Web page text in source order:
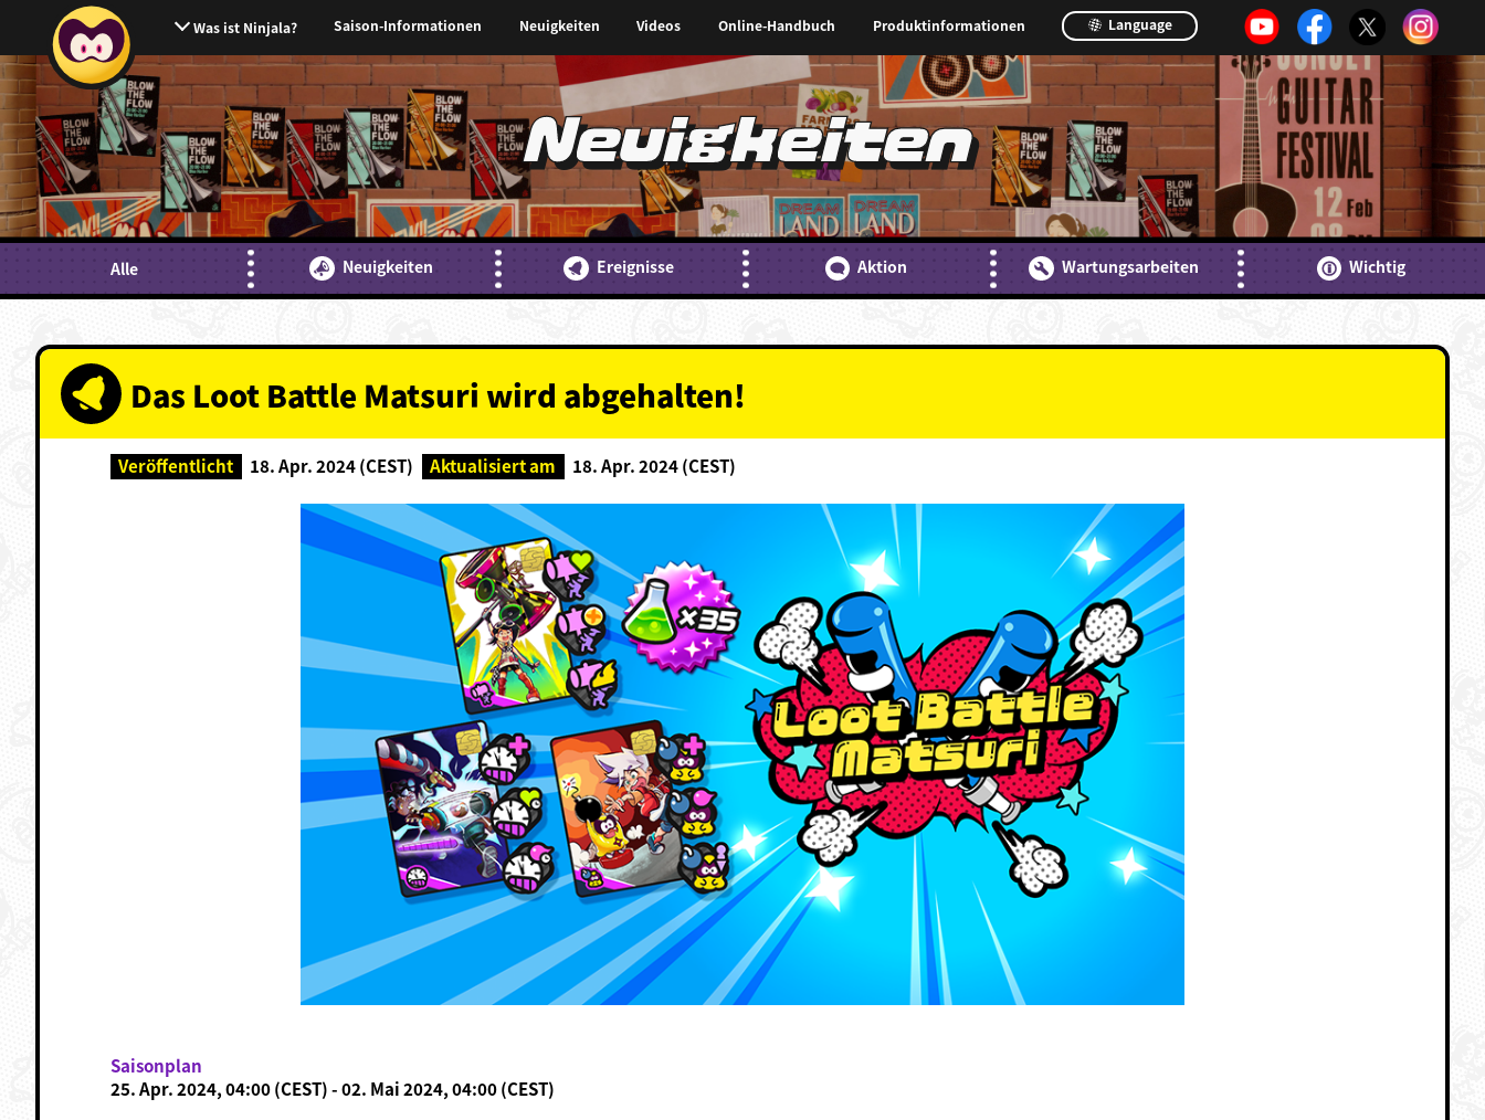
Was ist Ninjala? Saison-Informationen Neuigkeiten Videos Online-Handbuch Produktinformationen Language
Neuigkeiten
Alle Neuigkeiten Ereignisse Aktion Wartungsarbeiten Wichtig
Das Loot Battle Matsuri wird abgehalten!
Veröffentlicht 18. Apr. 2024 (CEST) Aktualisiert am 18. Apr. 2024 (CEST)
Saisonplan
25. Apr. 2024, 04:00 (CEST) - 02. Mai 2024, 04:00 (CEST)